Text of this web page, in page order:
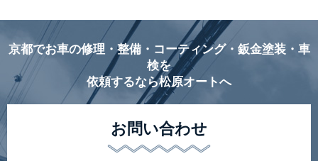
京都でお車の修理・整備・コーティング・鈑金塗装・車
検を
依頼するなら松原オートへ
お問い合わせ